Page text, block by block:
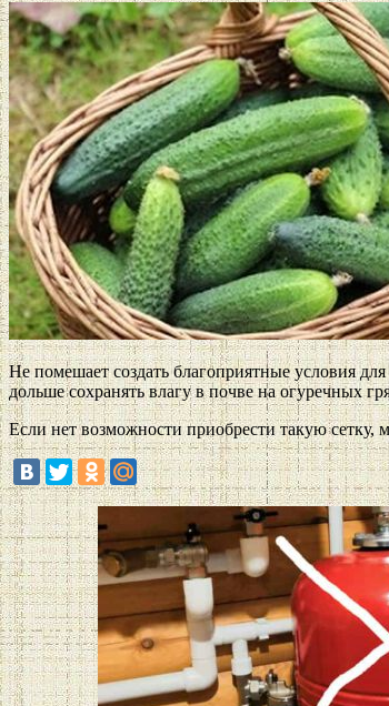
Не помешает создать благоприятные условия
дольше сохранять влагу в почве на огуречных
Если нет возможности приобрести такую